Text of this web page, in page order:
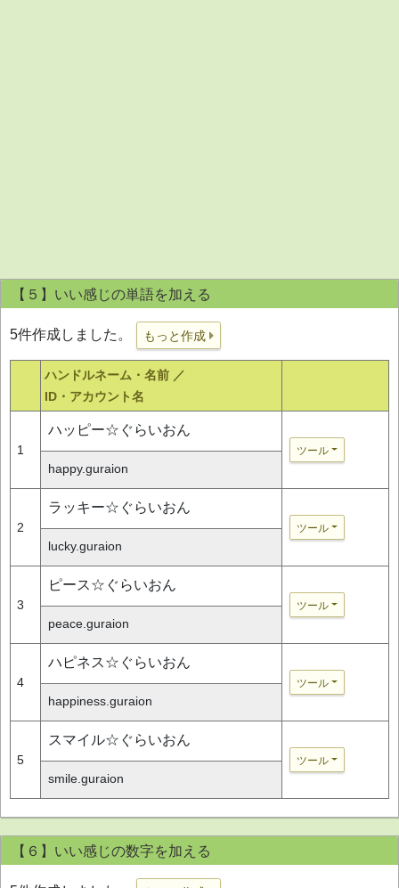
【５】いい感じの単語を加える
5件作成しました。 もっと作成
ハンドルネーム・名前 ／
ID・アカウント名
1
ハッピー☆ぐらいおん
ツール
happy.guraion
2
ラッキー☆ぐらいおん
ツール
lucky.guraion
3
ピース☆ぐらいおん
ツール
peace.guraion
4
ハピネス☆ぐらいおん
ツール
happiness.guraion
5
スマイル☆ぐらいおん
ツール
smile.guraion
【６】いい感じの数字を加える